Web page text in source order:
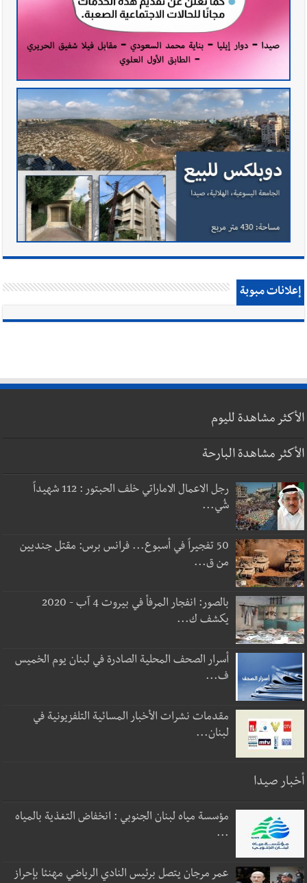
إعلانات مبوبة
الأكثر مشاهدة لليوم
الأكثر مشاهدة البارحة
رجل الاعمال الاماراتي خلف الحبتور : 112 شهيداً
شُي...
50 تفجيراً في أسبوع... فرانس برس: مقتل جنديين
من ق...
بالصور: انفجار المرفأ في بيروت 4 آب - 2020
يكشف ك...
أسرار الصحف المحلية الصادرة في لبنان يوم الخميس
ف...
مقدمات نشرات الأخبار المسائية التلفزيونية في
لبنان...
أخبار صيدا
مؤسسة مياه لبنان الجنوبي : انخفاض التغذية بالمياه
...
عمر مرجان يتصل برئيس النادي الرياضي مهنئا بإحراز